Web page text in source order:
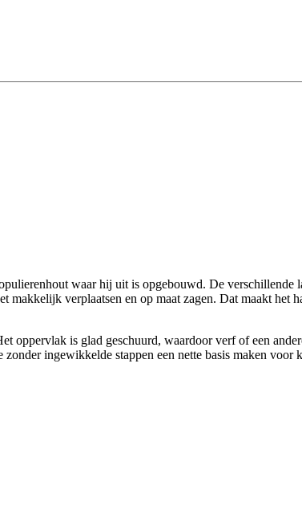
waar hij uit is opgebouwd. De
verplaatsen en op maat zagen. Dat maakt het
oppervlak is glad geschuurd, waardoor verf of een
ingewikkelde stappen een nette basis maken voor